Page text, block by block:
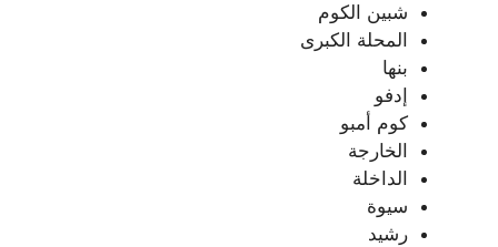
شبين الكوم
المحلة الكبرى
بنها
إدفو
كوم أمبو
الخارجة
الداخلة
سيوة
رشيد